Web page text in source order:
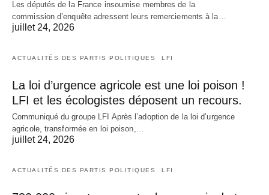
Les députés de la France insoumise membres de la
commission d’enquête adressent leurs remerciements à la…
juillet 24, 2026
ACTUALITÉS DES PARTIS POLITIQUES LFI
La loi d’urgence agricole est une loi poison !
LFI et les écologistes déposent un recours.
Communiqué du groupe LFI Après l’adoption de la loi d’urgence
agricole, transformée en loi poison,…
juillet 24, 2026
ACTUALITÉS DES PARTIS POLITIQUES LFI